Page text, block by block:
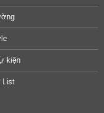
kiện
List